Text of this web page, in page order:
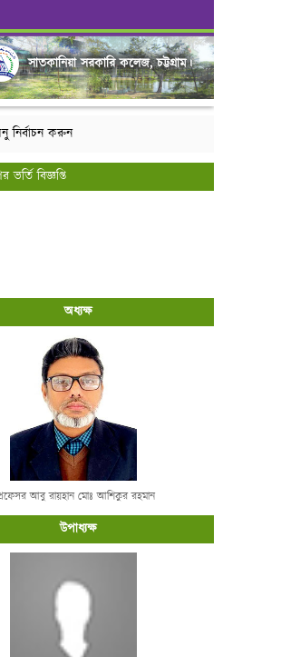
সাতকানিয়া সরকারি কলেজ, চট্টগ্রাম।
নির্বাচন করুন
ভর্তি বিজ্ঞপ্তি
অধ্যক্ষ
আবু রায়হান মোঃ আশিকুর রহমান
উপাধ্যক্ষ